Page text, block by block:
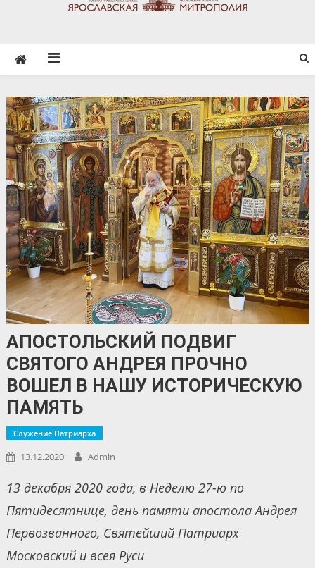
АПОСТОЛЬСКИЙ ПОДВИГ
СВЯТОГО АНДРЕЯ ПРОЧНО
ВОШЕЛ В НАШУ ИСТОРИЧЕСКУЮ
ПАМЯТЬ
Служение Патриарха
13.12.2020 Admin
13 декабря 2020 года, в Неделю 27-ю по
Пятидесятнице, день памяти апостола Андрея
Первозванного, Святейший Патриарх
Московский и всея Руси